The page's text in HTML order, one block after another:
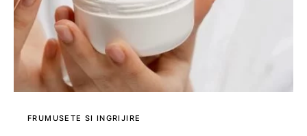
FRUMUSETE SI INGRIJIRE